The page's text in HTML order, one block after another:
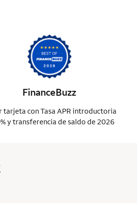
FinanceBuzz
tarjeta con Tasa APR introductoria
y transferencia de saldo de 2026